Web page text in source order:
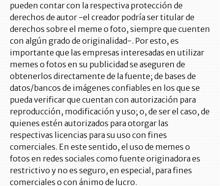
pueden contar con la respectiva protección de
derechos de autor -el creador podría ser titular de
derechos sobre el meme o foto, siempre que cuenten
con algún grado de originalidad-. Por esto, es
importante que las empresas interesadas en utilizar
memes o fotos en su publicidad se aseguren de
obtenerlos directamente de la fuente; de bases de
datos/bancos de imágenes confiables en los que se
pueda verificar que cuentan con autorización para
reproducción, modificación y uso; o, de ser el caso, de
quienes estén autorizados para otorgar las
respectivas licencias para su uso con fines
comerciales. En este sentido, el uso de memes o
fotos en redes sociales como fuente originadora es
restrictivo y no es seguro, en especial, para fines
comerciales o con ánimo de lucro.